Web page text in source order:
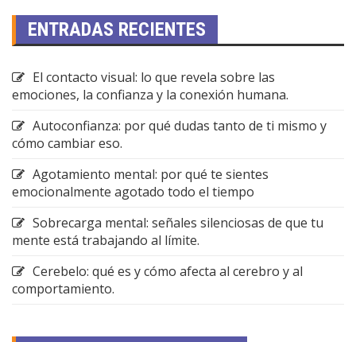
ENTRADAS RECIENTES
El contacto visual: lo que revela sobre las
emociones, la confianza y la conexión humana.
Autoconfianza: por qué dudas tanto de ti mismo y
cómo cambiar eso.
Agotamiento mental: por qué te sientes
emocionalmente agotado todo el tiempo
Sobrecarga mental: señales silenciosas de que tu
mente está trabajando al límite.
Cerebelo: qué es y cómo afecta al cerebro y al
comportamiento.